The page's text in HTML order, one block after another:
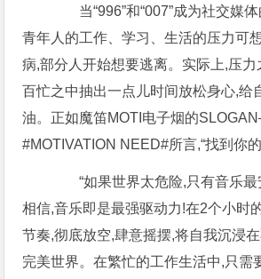
当“996”和“007”成为社交媒体
青年人的工作、学习、生活的压力可
病,部分人开始想要逃离。实际上,压
百忙之中抽出一点儿时间放松身心,给
油。正如魔笛MOTI电子烟的
#MOTIVATION NEED#所言,“找到你的
“如果世界太危险,只有音乐最
相信,音乐即是最强驱动力!在2个小时
节奏,彻底放空,肆意摇摆,将自我沉浸
完美世界。在繁忙的工作生活中,只需